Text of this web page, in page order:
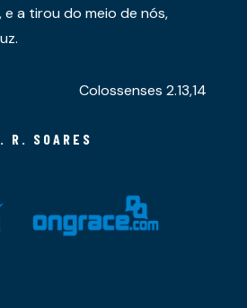
a tirou do meio de nós,
Colossenses 2.13,14
R. SOARES